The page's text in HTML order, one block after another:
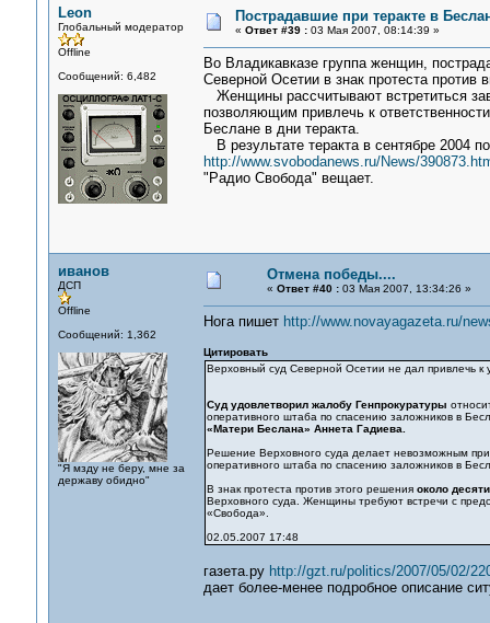
Leon
Глобальный модератор
Offline
Сообщений: 6,482
Пострадавшие при теракте в
« Ответ #39 :03 Мая 2007, 08:14:39 »
Во Владикавказе группа женщин,
Северной Осетии в знак протеста против
Женщины рассчитывают встретиться
позволяющим привлечь к
Беслане в дни теракта.
В результате теракта в сентябре 2004
http://www.svobodanews.ru/News/
"Радио Свобода" вещает.
иванов
ДСП
Offline
Сообщений: 1,362
"Я мзду не беру, мне за
державу обидно"
Отмена победы....
« Ответ #40 :03 Мая 2007, 13:34:26 »
Нога пишет http://www.novayagazeta.ru/
Цитировать
Верховный суд Северной Осетии не дал привлечь к
Суд удовлетворил жалобу Генпрокуратуры
оперативного штаба по спасению заложников в
«Матери Беслана» Аннета Гадиева.
Решение Верховного суда делает невозможным
оперативного штаба по спасению заложников в
В знак протеста против этого решения около
Верховного суда. Женщины требуют встречи с
«Свобода».
02.05.2007 17:48
газета.ру http://gzt.ru/politics/2007/05/02/
дает более-менее подробное описание